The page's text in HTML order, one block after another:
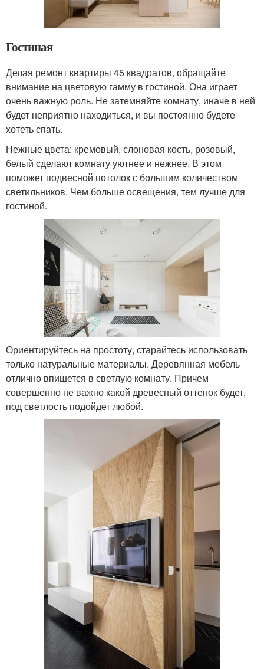
Гостиная
Делая ремонт квартиры 45 квадратов, обращайте
внимание на цветовую гамму в гостиной. Она играет
очень важную роль. Не затемняйте комнату, иначе в ней
будет неприятно находиться, и вы постоянно будете
хотеть спать.
Нежные цвета: кремовый, слоновая кость, розовый,
белый сделают комнату уютнее и нежнее. В этом
поможет подвесной потолок с большим количеством
светильников. Чем больше освещения, тем лучше для
гостиной.
Ориентируйтесь на простоту, старайтесь использовать
только натуральные материалы. Деревянная мебель
отлично впишется в светлую комнату. Причем
совершенно не важно какой древесный оттенок будет,
под светлость подойдет любой.